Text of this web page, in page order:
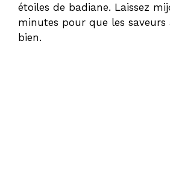
étoiles de badiane. Laissez
minutes pour que les saveurs
bien.